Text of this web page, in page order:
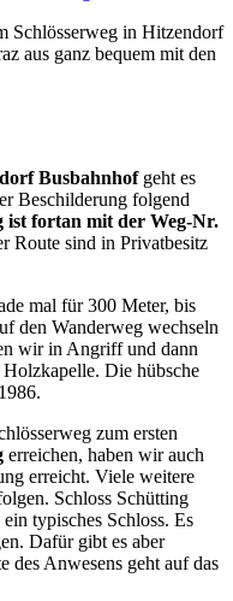
Schlösserweg in Hitzendorf
aus ganz bequem mit den
Busbahnhofgeht es
Beschilderung folgend
ist fortan mit der Weg-Nr.
Route sind in Privatbesitz
mal für 300 Meter, bis
den Wanderweg wechseln
wir in Angriff und dann
Die hübsche
zum ersten
erreichen, haben wir auch
erreicht. Viele weitere
Schloss Schütting
typisches Schloss. Es
Dafür gibt es aber
des Anwesens geht auf das